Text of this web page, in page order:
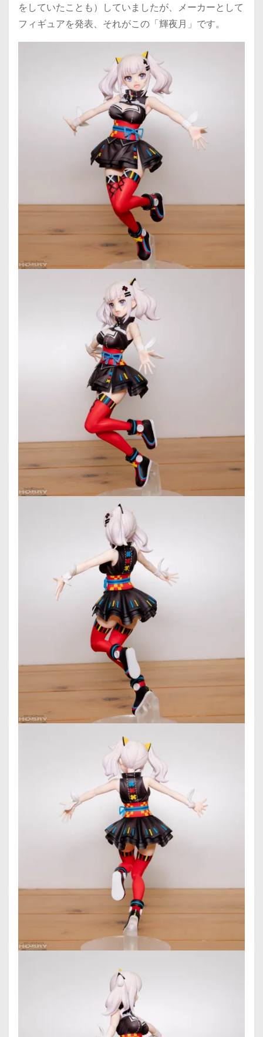
をしていたことも）していましたが、メーカーとして
フィギュアを発表、それがこの「輝夜月」です。